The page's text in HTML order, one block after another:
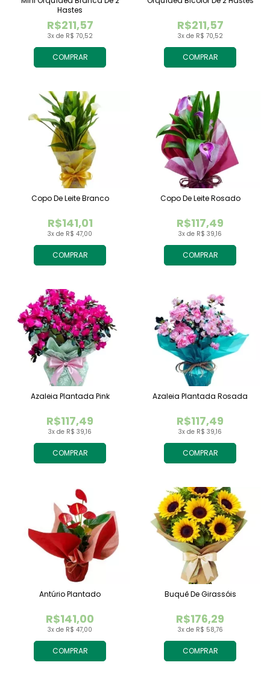
COMPRAR
3x de R$ 70,52
R$211,57
Hastes
COMPRAR
3x de R$ 70,52
R$211,57
COMPRAR
3x de R$ 47,00
R$141,01
Copo De Leite Branco
COMPRAR
3x de R$ 39,16
R$117,49
Copo De Leite Rosado
COMPRAR
3x de R$ 39,16
R$117,49
Azaleia Plantada Pink
COMPRAR
3x de R$ 39,16
R$117,49
Azaleia Plantada Rosada
COMPRAR
3x de R$ 47,00
R$141,00
Antúrio Plantado
COMPRAR
3x de R$ 58,76
R$176,29
Buquê De Girassóis